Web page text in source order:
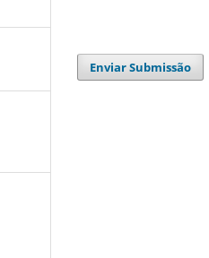
Enviar Submissão